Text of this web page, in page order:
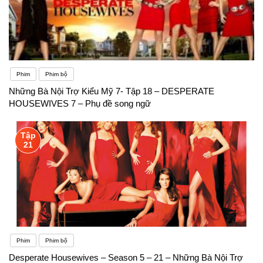
Phim Phim bộ
Những Bà Nội Trợ Kiểu Mỹ 7- Tập 18 – DESPERATE
HOUSEWIVES 7 – Phụ đề song ngữ
Tập
21
Phim Phim bộ
Desperate Housewives – Season 5 – 21 – Những Bà Nội Trợ